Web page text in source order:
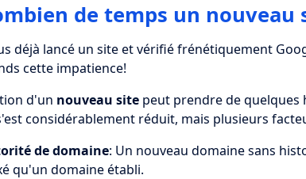
de temps un
déjà lancé un site et vérifié frénétiquement
cette impatience!
d'un nouveau site peut prendre de quelques
considérablement réduit, mais plusieurs
de domaine: Un nouveau domaine sans
qu'un domaine établi.